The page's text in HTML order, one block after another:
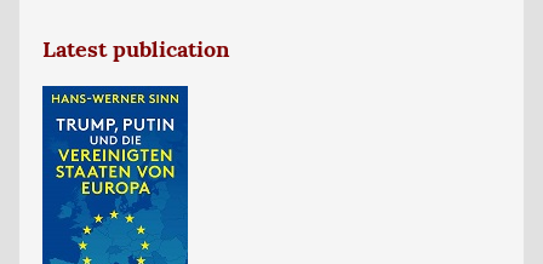
Latest publication